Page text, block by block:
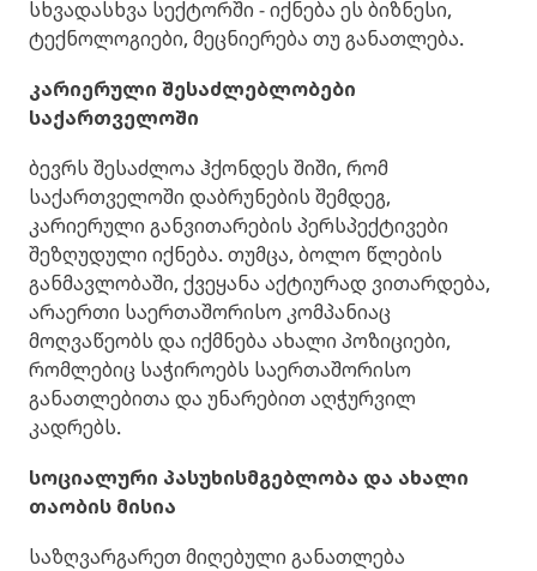
სხვადასხვა სექტორში - იქნება ეს ბიზნესი,
ტექნოლოგიები, მეცნიერება თუ განათლება.
კარიერული შესაძლებლობები
საქართველოში
ბევრს შესაძლოა ჰქონდეს შიში, რომ
საქართველოში დაბრუნების შემდეგ,
კარიერული განვითარების პერსპექტივები
შეზღუდული იქნება. თუმცა, ბოლო წლების
განმავლობაში, ქვეყანა აქტიურად ვითარდება,
არაერთი საერთაშორისო კომპანიაც
მოღვაწეობს და იქმნება ახალი პოზიციები,
რომლებიც საჭიროებს საერთაშორისო
განათლებითა და უნარებით აღჭურვილ
კადრებს.
სოციალური პასუხისმგებლობა და ახალი
თაობის მისია
საზღვარგარეთ მიღებული განათლება